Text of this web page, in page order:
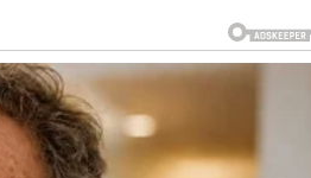
i upravo zahvaljujući toj osobi
manje brinuti o novcu.